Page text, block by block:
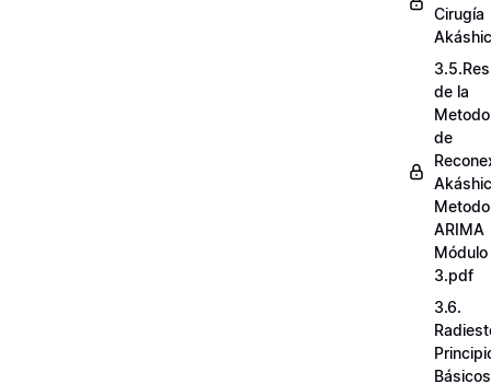
Cirugía
de la
de
Metodo
ARIMA
Módulo
3.pdf
3.6.
Básicos